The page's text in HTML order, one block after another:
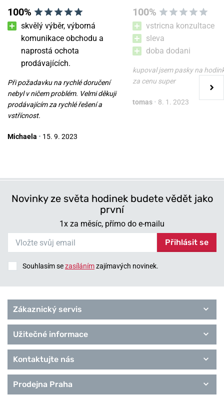
100%
skvělý výběr, výborná
komunikace obchodu a
naprostá ochota
prodávajících.
Při požadavku na rychlé doručení
nebyl v ničem problém. Velmi děkuji
prodávajícím za rychlé řešení a
vstřícnost.
Michaela • 15. 9. 2023
100%
vstricna konzultace
sleva
doba dodani
kupoval jsem pasky na
za cenu super
tomas • 8. 1. 2023
Novinky ze světa hodinek budete vědět jako
první
1x za měsíc, přímo do e-mailu
Přihlásit se
Souhlasím sezasílánímzajímavých novinek.
Zákaznický servis
Užitečné informace
Kontaktujte nás
Prodejna Praha